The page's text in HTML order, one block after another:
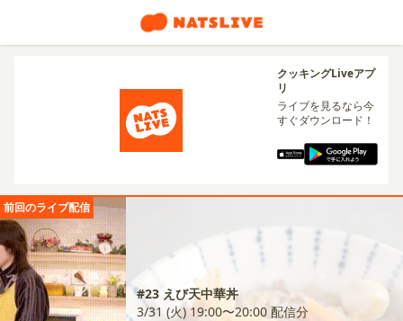
クッキングLiveアプ
リ
ライブを見るなら今
すぐダウンロード！
前回のライブ配信
#23 えび天中華丼
3/31 (火) 19:00〜20:00 配信分